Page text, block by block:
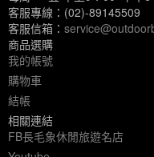
客服專線：(02)-89145509
客服信箱：
商品選購
我的帳號
購物車
結帳
相關連結
FB長毛象休閒旅遊名店